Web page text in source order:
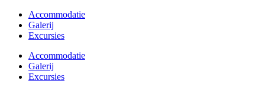
Accommodatie
Galerij
Excursies
Accommodatie
Galerij
Excursies